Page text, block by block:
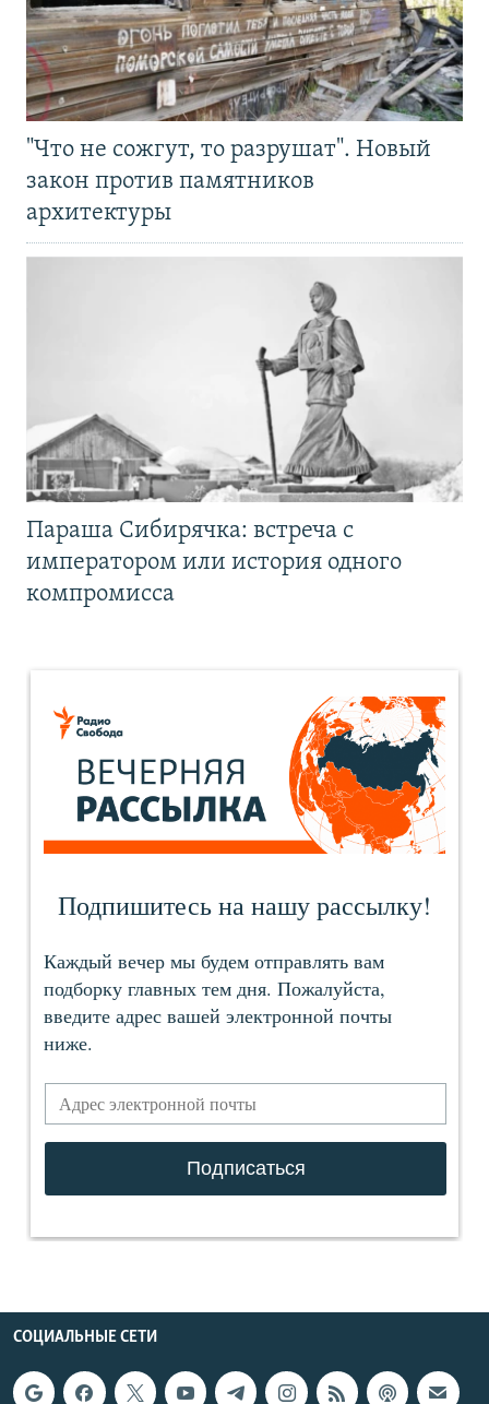
"Что не сожгут, то разрушат". Новый
закон против памятников
архитектуры
Параша Сибирячка: встреча с
императором или история одного
компромисса
СОЦИАЛЬНЫЕ СЕТИ